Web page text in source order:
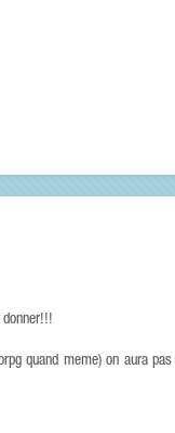
donner!!!
quand meme) on aura